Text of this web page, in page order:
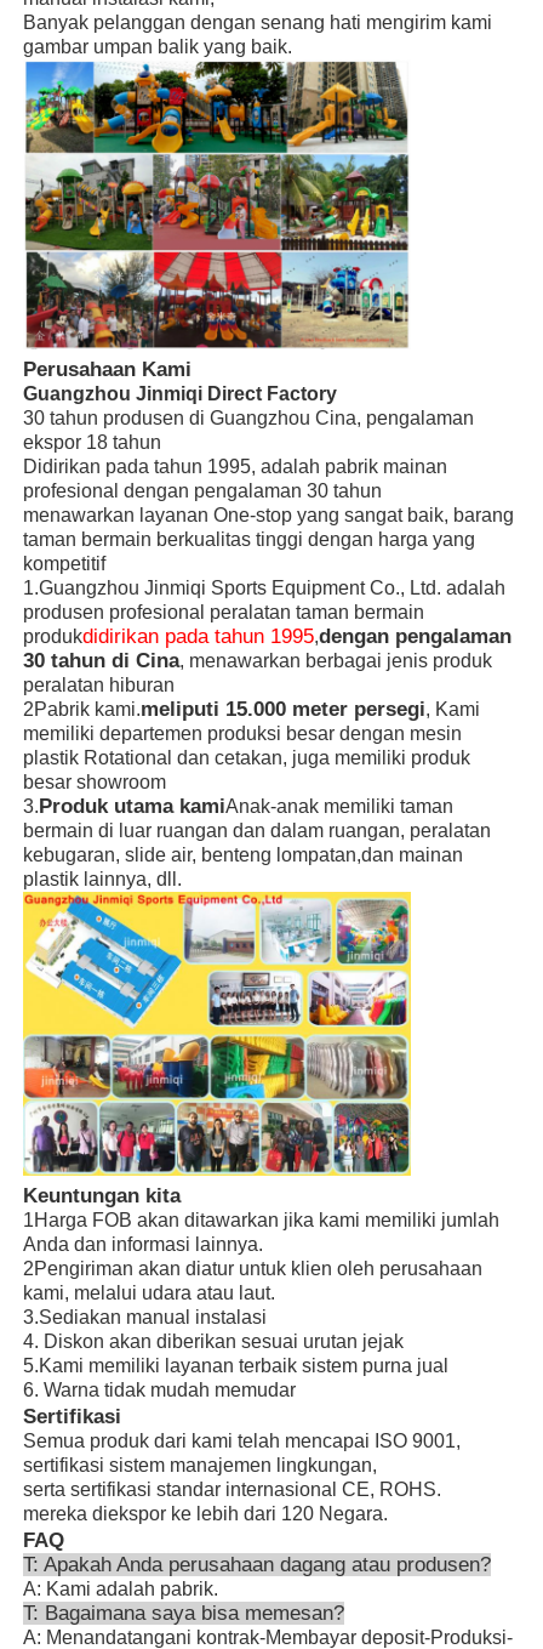
Gulung Air Besar
Peralatan taman air
Tempat bermain memanjat tali
Peralatan Taman bermain Kayu
Banyak pelanggan dengan senang hati mengirim kami
gambar umpan balik yang baik.
Perusahaan Kami
Guangzhou Jinmiqi Direct Factory
30 tahun produsen di Guangzhou Cina, pengalaman
ekspor 18 tahun
Didirikan pada tahun 1995, adalah pabrik mainan
profesional dengan pengalaman 30 tahun
menawarkan layanan One-stop yang sangat baik, barang
taman bermain berkualitas tinggi dengan harga yang
kompetitif
1.Guangzhou Jinmiqi Sports Equipment Co., Ltd. adalah
produsen profesional peralatan taman bermain
produkdidirikan pada tahun 1995,dengan pengalaman
30 tahun di Cina, menawarkan berbagai jenis produk
peralatan hiburan
2Pabrik kami.meliputi 15.000 meter persegi, Kami
memiliki departemen produksi besar dengan mesin
plastik Rotational dan cetakan, juga memiliki produk
besar showroom
3.Produk utama kamiAnak-anak memiliki taman
bermain di luar ruangan dan dalam ruangan, peralatan
kebugaran, slide air, benteng lompatan,dan mainan
plastik lainnya, dll.
Keuntungan kita
1Harga FOB akan ditawarkan jika kami memiliki jumlah
Anda dan informasi lainnya.
2Pengiriman akan diatur untuk klien oleh perusahaan
kami, melalui udara atau laut.
3.Sediakan manual instalasi
4. Diskon akan diberikan sesuai urutan jejak
5.Kami memiliki layanan terbaik sistem purna jual
6. Warna tidak mudah memudar
Sertifikasi
Semua produk dari kami telah mencapai ISO 9001,
sertifikasi sistem manajemen lingkungan,
serta sertifikasi standar internasional CE, ROHS.
mereka diekspor ke lebih dari 120 Negara.
FAQ
T: Apakah Anda perusahaan dagang atau produsen?
A: Kami adalah pabrik.
T: Bagaimana saya bisa memesan?
A: Menandatangani kontrak-Membayar deposit-Produksi-